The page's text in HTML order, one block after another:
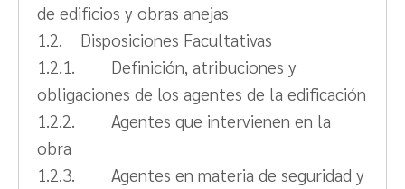
de edificios y obras anejas
1.2. Disposiciones Facultativas
1.2.1. Definición, atribuciones y
obligaciones de los agentes de la edificación
1.2.2. Agentes que intervienen en la
obra
1.2.3. Agentes en materia de seguridad y